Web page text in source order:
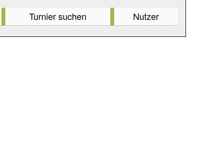
Turnier suchen Nutzer